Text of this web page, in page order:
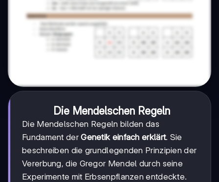
Die Mendelschen Regeln
Die Mendelschen Regeln bilden das
Fundament derGenetik einfach erklärt. Sie
beschreiben die grundlegenden Prinzipien der
Vererbung, die Gregor Mendel durch seine
Experimente mit Erbsenpflanzen entdeckte.